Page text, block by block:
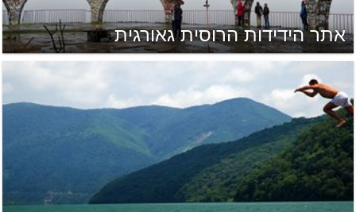
אתר הידידות הרוסית גאורגית